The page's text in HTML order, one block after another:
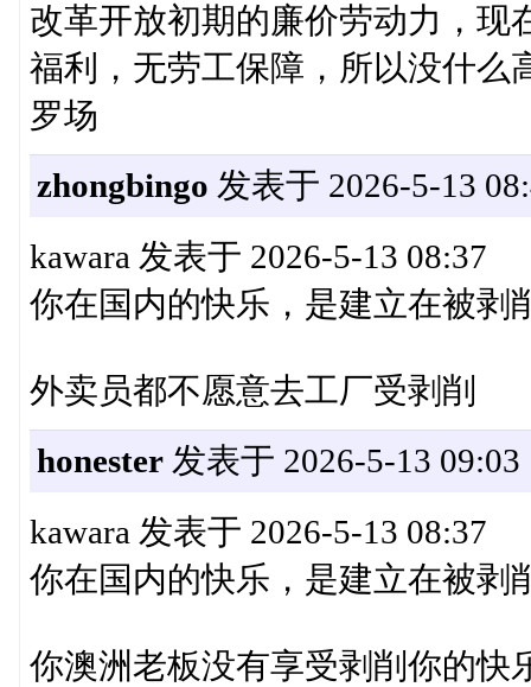
改革开放初期的廉价劳动力，现
福利，无劳工保障，所以没什么
罗场
zhongbingo 发表于 2026-5-13
kawara 发表于 2026-5-13 08:37
你在国内的快乐，是建立在被剥
外卖员都不愿意去工厂受剥削
honester发表于 2026-5-13 09:03
kawara 发表于 2026-5-13 08:37
你在国内的快乐，是建立在被剥
你澳洲老板没有享受剥削你的快